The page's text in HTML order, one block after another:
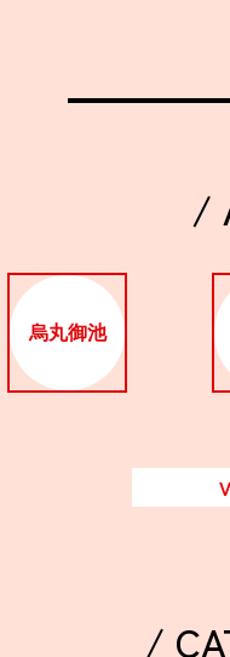
/
烏丸御池
/